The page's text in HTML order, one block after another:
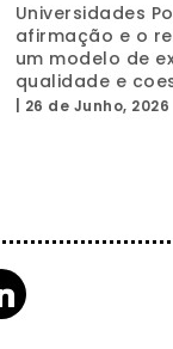
Universidades
afirmação e o
um modelo de
qualidade e
26 de Junho, 2026